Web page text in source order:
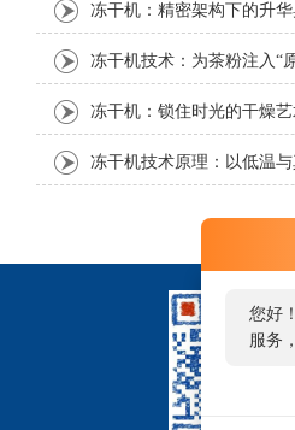
您好
服务
冻干机：精密架构下的升
冻干机技术：为茶粉注入“
解锁茶产业新可能
冻干机：锁住时光的干燥
冻干机技术原理：以低温